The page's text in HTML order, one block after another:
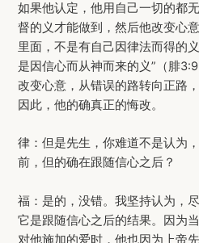
如果他认定，他用自己一切的都
督的义才能做到，然后他改变心
里面，不是有自己因律法而得的
是因信心而从神而来的义”（腓
改变心意，从错误的路转向正路
因此，他的确真正的悔改。
律：但是先生，你难道不是认为
前，但的确在跟随信心之后？
福：是的，没错。我坚持认为，
它是跟随信心之后的结果。因为
对他施加的爱时，他也因为上帝